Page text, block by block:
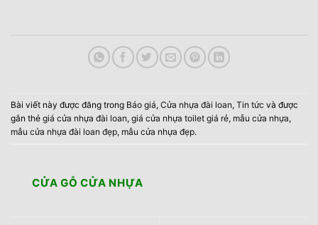
Bài viết này được đăng trong Báo giá, Cửa nhựa đài loan, Tin tức và được
gắn thẻ giá cửa nhựa đài loan, giá cửa nhựa toilet giá rẻ, mẫu cửa nhựa,
mẫu cửa nhựa đài loan đẹp, mẫu cửa nhựa đẹp.
CỬA GỖ CỬA NHỰA